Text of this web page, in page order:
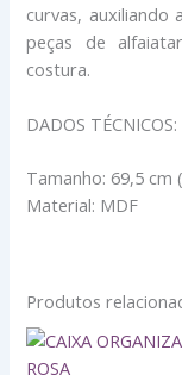
curvas, auxiliando
peças de
costura.
DADOS TÉCNICOS:
Tamanho: 69,5 cm
Material: MDF
Produtos